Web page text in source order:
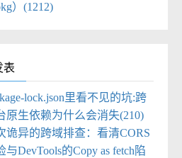
）(1212)
表
lock.json里看不见的坑:跨
原生依赖为什么会消失(210)
诡异的跨域排查：看清CORS
与DevTools的Copy as fetch陷